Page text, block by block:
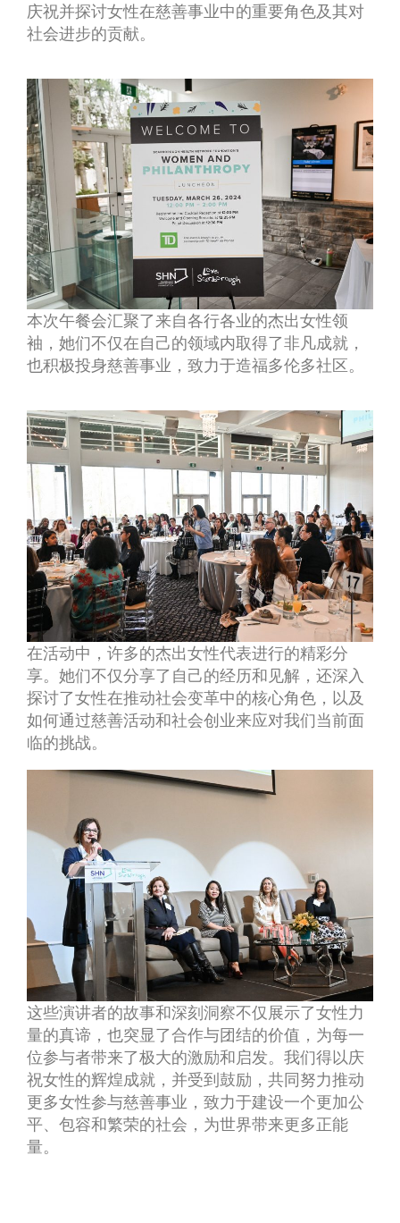
庆祝并探讨女性在慈善事业中的重要角色及其对
社会进步的贡献。
本次午餐会汇聚了来自各行各业的杰出女性领
袖，她们不仅在自己的领域内取得了非凡成就，
也积极投身慈善事业，致力于造福多伦多社区。
在活动中，许多的杰出女性代表进行的精彩分
享。她们不仅分享了自己的经历和见解，还深入
探讨了女性在推动社会变革中的核心角色，以及
如何通过慈善活动和社会创业来应对我们当前面
临的挑战。
这些演讲者的故事和深刻洞察不仅展示了女性力
量的真谛，也突显了合作与团结的价值，为每一
位参与者带来了极大的激励和启发。我们得以庆
祝女性的辉煌成就，并受到鼓励，共同努力推动
更多女性参与慈善事业，致力于建设一个更加公
平、包容和繁荣的社会，为世界带来更多正能
量。